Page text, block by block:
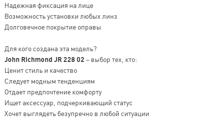
Надежная фиксация на лице
Возможность установки любых линз
Долговечное покрытие оправы
Для кого создана эта модель?
John Richmond JR 228 02 – выбор тех, кто:
Ценит стиль и качество
Следует модным тенденциям
Отдает предпочтение комфорту
Ищет аксессуар, подчеркивающий статус
Хочет выглядеть безупречно в любой ситуации